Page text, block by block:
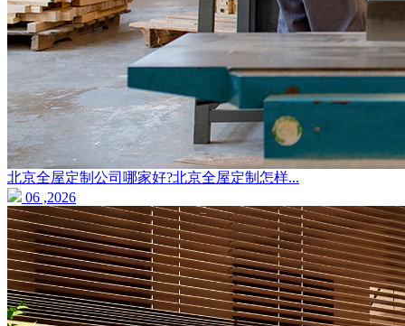
北京全屋定制公司哪家好?北京全屋定制怎样...
06 ,2026